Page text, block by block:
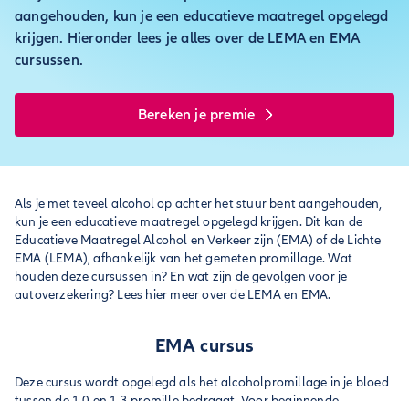
aangehouden, kun je een educatieve maatregel opgelegd
krijgen. Hieronder lees je alles over de LEMA en EMA
cursussen.
Bereken je premie
Als je met teveel alcohol op achter het stuur bent aangehouden,
kun je een educatieve maatregel opgelegd krijgen. Dit kan de
Educatieve Maatregel Alcohol en Verkeer zijn (EMA) of de Lichte
EMA (LEMA), afhankelijk van het gemeten promillage. Wat
houden deze cursussen in? En wat zijn de gevolgen voor je
autoverzekering? Lees hier meer over de LEMA en EMA.
EMA cursus
Deze cursus wordt opgelegd als het alcoholpromillage in je bloed